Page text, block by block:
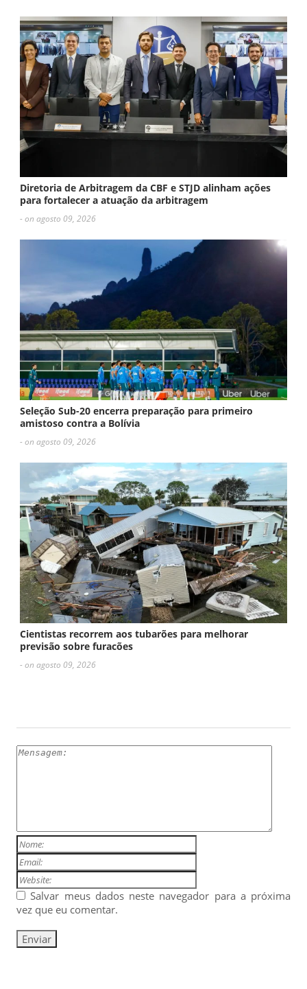
Diretoria de Arbitragem da CBF e STJD alinham ações
para fortalecer a atuação da arbitragem
- on agosto 09, 2026
Seleção Sub-20 encerra preparação para primeiro
amistoso contra a Bolívia
- on agosto 09, 2026
Cientistas recorrem aos tubarões para melhorar
previsão sobre furacões
- on agosto 09, 2026
Salvar meus dados neste navegador para a próxima
vez que eu comentar.